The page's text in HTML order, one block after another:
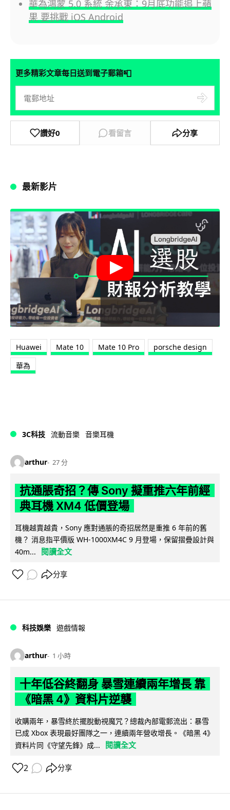
華為鴻蒙 5.0 系統 余承東：9月底功能追上蘋
果 要挑戰 iOS Android
更多精彩文章每日送到電子郵箱📮
讚好0 看留言 分享
最新影片
Huawei Mate 10 Mate 10 Pro
porsche design
華為
3C科技 流動音樂 音樂耳機
arthur 27 分
抗通脹奇招？傳 Sony 擬重推六年前經
典耳機 XM4 低價登場
耳機越賣越貴，Sony 應對通脹的奇招居然是重推 6 年前的舊
機？ 消息指平價版 WH-1000XM4C 9 月登場，保留摺疊設計與
40m...
閱讀全文
分享
科技娛樂 遊戲情報
arthur 1 小時
十年低谷終翻身 暴雪連續兩年增長 靠
《暗黑 4》資料片逆襲
收購兩年，暴雪終於擺脫動視魔咒？總裁內部電郵流出：暴雪
已成 Xbox 表現最好團隊之一，連續兩年營收增長。《暗黑 4》
資料片同《守望先鋒》成...
閱讀全文
2 分享